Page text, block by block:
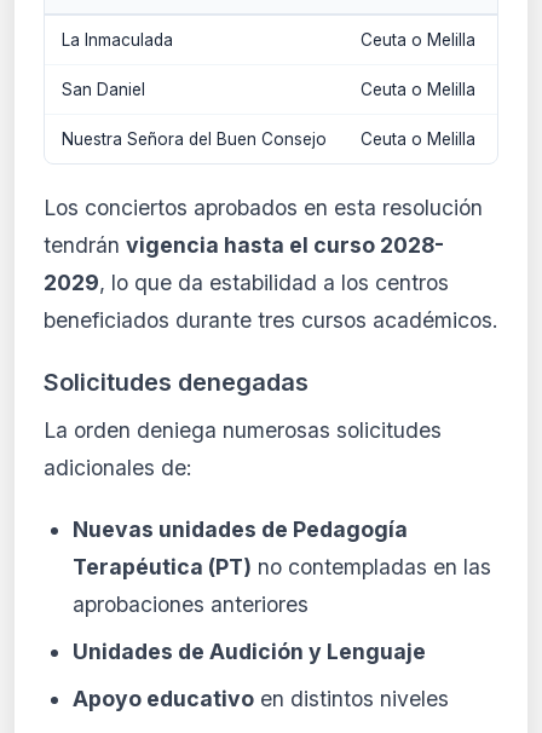
La Inmaculada Ceuta o Melilla
San Daniel Ceuta o Melilla
Nuestra Señora del Buen Consejo Ceuta o Melilla
Los conciertos aprobados en esta resolución
tendrán vigencia hasta el curso 2028-
2029, lo que da estabilidad a los centros
beneficiados durante tres cursos académicos.
Solicitudes denegadas
La orden deniega numerosas solicitudes
adicionales de:
Nuevas unidades de Pedagogía
Terapéutica (PT) no contempladas en las
aprobaciones anteriores
Unidades de Audición y Lenguaje
Apoyo educativo en distintos niveles